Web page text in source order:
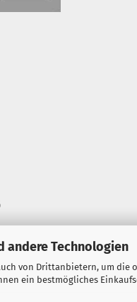
andere Technologien
von Drittanbietern, um
ein bestmögliches